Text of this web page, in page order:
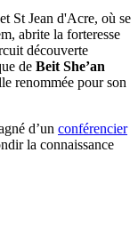
St Jean d'Acre, où se
abrite la forteresse
découverte
de Beit She’an
renommée pour son
d’un conférencier
la connaissance